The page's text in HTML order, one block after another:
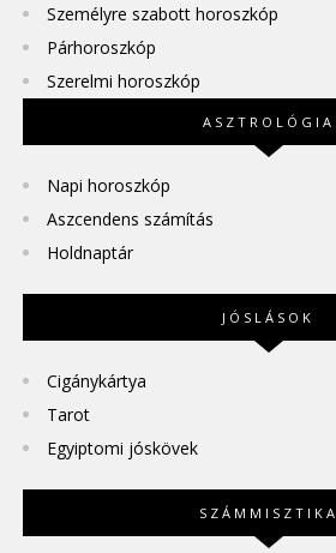
Személyre szabott horoszkóp
Párhoroszkóp
Szerelmi horoszkóp
ASZTROLÓGIA
Napi horoszkóp
Aszcendens számítás
Holdnaptár
JÓSLÁSOK
Cigánykártya
Tarot
Egyiptomi jóskövek
SZÁMMISZTIKA